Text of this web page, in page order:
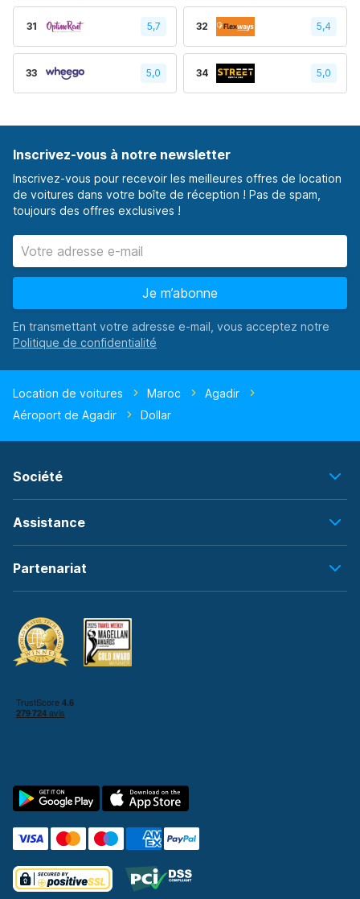
31 5,7 32 5,4
33 5,0 34 5,0
Inscrivez-vous à notre newsletter
Inscrivez-vous pour recevoir les meilleures offres de location
de voitures dans votre boîte de réception ! Pas de spam,
toujours des offres exclusives !
Je m’abonne
En transmettant votre adresse e-mail, vous acceptez notre
Location de voitures Maroc
Agadir
Aéroport de Agadir
Dollar
Société
Assistance
Partenariat